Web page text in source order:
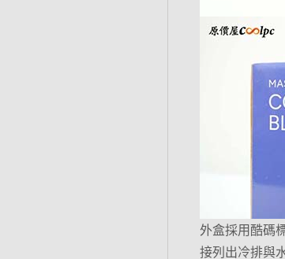
外盒採用酷碼
接列出冷排與